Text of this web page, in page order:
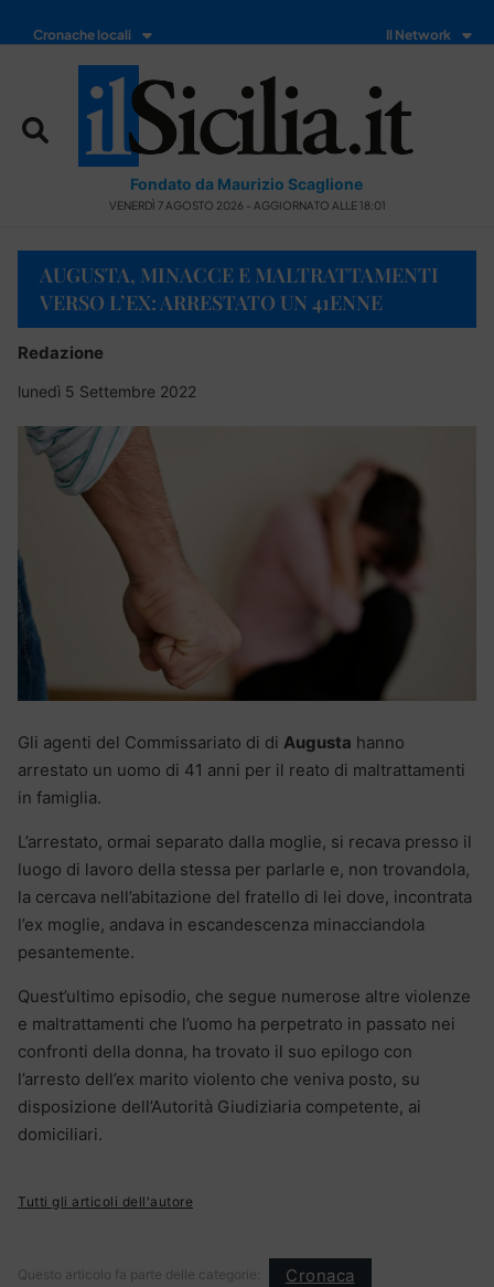
Cronache locali Il Network
Fondato da Maurizio Scaglione
VENERDÌ 7 AGOSTO 2026 - AGGIORNATO ALLE 18:01
AUGUSTA, MINACCE E MALTRATTAMENTI
VERSO L’EX: ARRESTATO UN 41ENNE
Redazione
lunedì 5 Settembre 2022
Gli agenti del Commissariato di di Augusta hanno
arrestato un uomo di 41 anni per il reato di maltrattamenti
in famiglia.
L’arrestato, ormai separato dalla moglie, si recava presso il
luogo di lavoro della stessa per parlarle e, non trovandola,
la cercava nell’abitazione del fratello di lei dove, incontrata
l’ex moglie, andava in escandescenza minacciandola
pesantemente.
Quest’ultimo episodio, che segue numerose altre violenze
e maltrattamenti che l’uomo ha perpetrato in passato nei
confronti della donna, ha trovato il suo epilogo con
l’arresto dell’ex marito violento che veniva posto, su
disposizione dell’Autorità Giudiziaria competente, ai
domiciliari.
Tutti gli articoli dell'autore
Questo articolo fa parte delle categorie: Cronaca